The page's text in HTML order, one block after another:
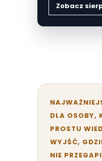
Zobacz
DLA OSOBY,
PROSTU
WYJŚĆ,
NIE